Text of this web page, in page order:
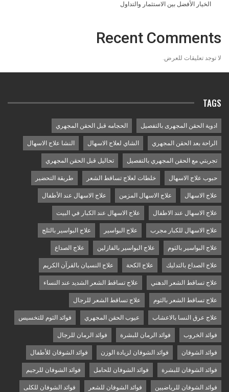
الخيار الأفضل بين الاستثمار والتداول
Recent Comments
لا توجد تعليقات للعرض.
TAGS
ادوية الحقن المجهرى بالتفصيل الحجامه قبل الحقن المجهري
الراحة بعد الحقن المجهري الشاي لعلاج الاسهال النشا علاج الاسهال
تجربتي مع الحقن المجهري بالتفصيل تحاليل قبل الحقن المجهري
حبوب علاج الاسهال خلطات لعلاج تساقط الشعر طريقة التحضير
علاج الاسهال علاج الاسهال المزمن علاج الاسهال عند الأطفال
علاج الاسهال عند الاطفال علاج الاسهال عند الكبار في البيت
علاج الاسهال للكبار مجرب علاج البواسير علاج البواسير بالثلج
علاج البواسير بالثوم علاج البواسير بالفازلين علاج الصداع
علاج الصداع بالتدليك علاج الكحة علاج النسيان بالقرآن الكريم
علاج تساقط الشعر الدهني علاج تساقط الشعر الشديد عند النساء
علاج تساقط الشعر بالثوم علاج تساقط الشعر للرجال
علاج عرق النسا بالاعشاب عيوب الحقن المجهري فوائد الثوم للتخسيس
فوائد الخروب فوائد الرمان للبشرة فوائد الرمان للرجال
فوائد الشوفان فوائد الشوفان لزيادة الوزن فوائد الشوفان للأطفال
فوائد الشوفان للبشرة فوائد الشوفان للحامل فوائد الشوفان للرجيم
فوائد الشوفان للرياضيين فوائد الشوفان للشعر فوائد الشوفان للكلى